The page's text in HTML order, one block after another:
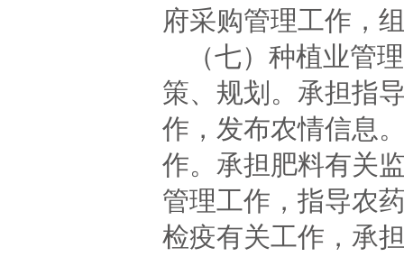
府采购管理工作，
（七）种植业管
策、规划。承担指
作，发布农情信息
作。承担肥料有关
管理工作，指导农
检疫有关工作，承